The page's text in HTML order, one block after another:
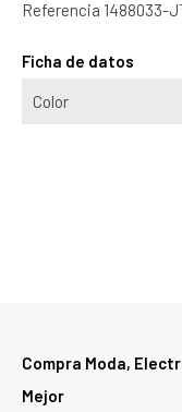
Referencia 1488033-
Ficha de datos
Color
Compra Moda,
Mejor